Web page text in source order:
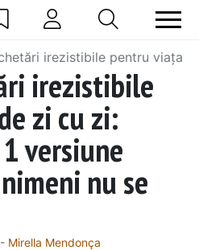
irezistibile pentru viața
irezistibile
zi cu zi:
versiune
nu se
Mirella Mendonça